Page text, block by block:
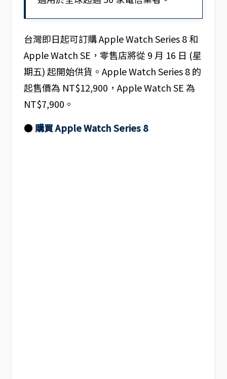
台灣即日起可訂購 Apple Watch Series 8 和
Apple Watch SE，零售店將從 9 月 16 日 (星
期五) 起開始供貨。Apple Watch Series 8 的
起售價為 NT$12,900，Apple Watch SE 為
NT$7,900。
●購買 Apple Watch Series 8